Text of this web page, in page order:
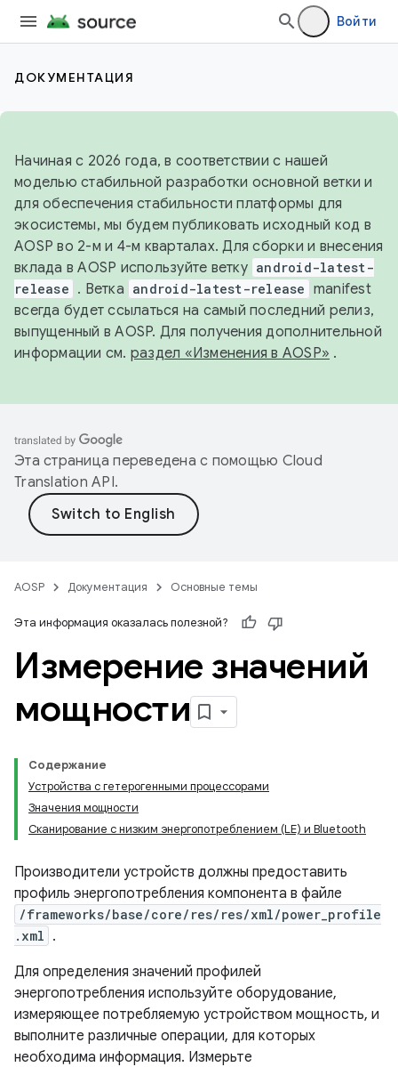
Войти
ДОКУМЕНТАЦИЯ
Начиная с 2026 года, в соответствии с нашей
моделью стабильной разработки основной ветки и
для обеспечения стабильности платформы для
экосистемы, мы будем публиковать исходный код в
AOSP во 2-м и 4-м кварталах. Для сборки и внесения
вклада в AOSP используйте ветку android-latest-
release . Ветка android-latest-release manifest
всегда будет ссылаться на самый последний релиз,
выпущенный в AOSP. Для получения дополнительной
информации см. раздел «Изменения в AOSP» .
Эта страница переведена с помощью Cloud
Translation API.
AOSP Документация Основные темы
Эта информация оказалась полезной?
Измерение значений
мощности
Содержание
Устройства с гетерогенными процессорами
Значения мощности
Сканирование с низким энергопотреблением (LE) и Bluetooth
Производители устройств должны предоставить
профиль энергопотребления компонента в файле
/frameworks/base/core/res/res/xml/power_profile
.xml .
Для определения значений профилей
энергопотребления используйте оборудование,
измеряющее потребляемую устройством мощность, и
выполните различные операции, для которых
необходима информация. Измерьте